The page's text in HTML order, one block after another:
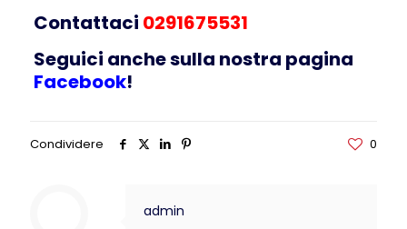
Contattaci 0291675531
Seguici anche sulla nostra pagina
Facebook!
Condividere 0
admin